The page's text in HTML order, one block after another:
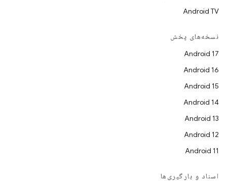
Android TV
نسخه‌های پخش
Android 17
Android 16
Android 15
Android 14
Android 13
Android 12
Android 11
اسناد و بارگیری‌ها